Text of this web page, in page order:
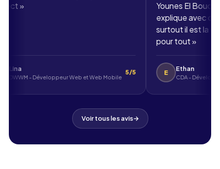
respect
DWWM - Développeur Web et Web Mobile
5/5
Younes
surtout
pour
Voir tous les avis→